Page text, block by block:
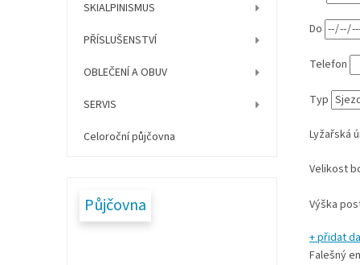
SKIALPINISMUS
PŘÍSLUŠENSTVÍ
OBLEČENÍ A OBUV
SERVIS
Celoroční půjčovna
Půjčovna
Do
Telefon
Typ
Lyžařská
Velikost
Výška
+ přidat
Falešný